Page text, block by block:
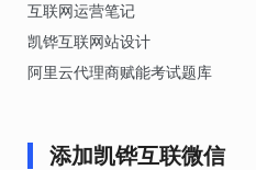
互联网运营笔记
凯铧互联网站设计
阿里云代理商赋能考试题库
添加凯铧互联微信